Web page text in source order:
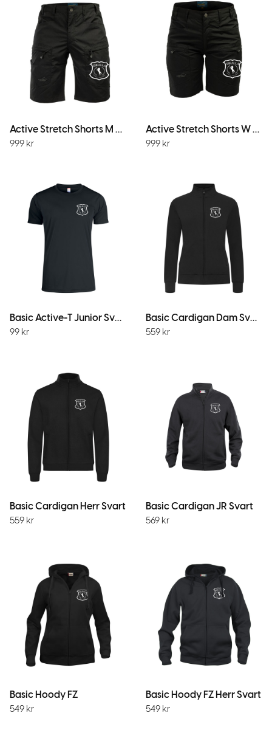
Active Stretch Shorts M Black
999 kr
Active Stretch Shorts W Black
999 kr
Basic Active-T Junior Svart
99 kr
Basic Cardigan Dam Svart
559 kr
Basic Cardigan Herr Svart
559 kr
Basic Cardigan JR Svart
569 kr
Basic Hoody FZ
549 kr
Basic Hoody FZ Herr Svart
549 kr